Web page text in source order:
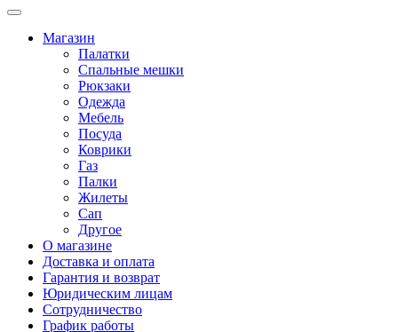
Магазин
Палатки
Спальные мешки
Рюкзаки
Одежда
Мебель
Посуда
Коврики
Газ
Палки
Жилеты
Сап
Другое
О магазине
Доставка и оплата
Гарантия и возврат
Юридическим лицам
Сотрудничество
График работы